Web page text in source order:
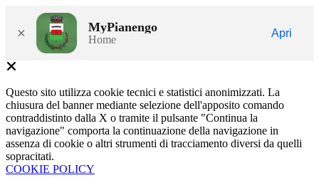
× MyPianengo
Home
Apri
Questo sito utilizza cookie tecnici e statistici anonimizzati. La
chiusura del banner mediante selezione dell'apposito comando
contraddistinto dalla X o tramite il pulsante "Continua la
navigazione" comporta la continuazione della navigazione in
assenza di cookie o altri strumenti di tracciamento diversi da quelli
sopracitati.
COOKIE POLICY